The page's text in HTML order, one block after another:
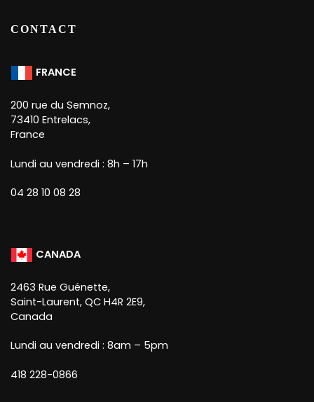
CONTACT
FRANCE
200 rue du Semnoz,
73410 Entrelacs,
France
Lundi au vendredi : 8h – 17h
04 28 10 08 28
CANADA
2463 Rue Guénette,
Saint-Laurent, QC H4R 2E9,
Canada
Lundi au vendredi : 8am – 5pm
418 228-0866